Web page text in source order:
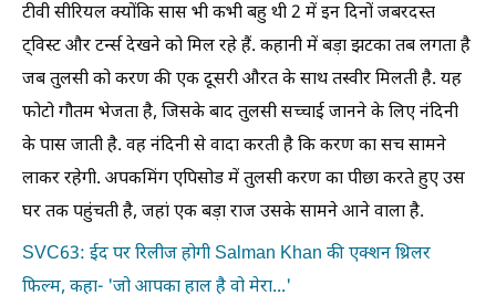
टीवी सीरियल क्योंकि सास भी कभी बहु थी 2 में इन दिनों जबरदस्त
ट्विस्ट और टर्न्स देखने को मिल रहे हैं. कहानी में बड़ा झटका तब लगता है
जब तुलसी को करण की एक दूसरी औरत के साथ तस्वीर मिलती है. यह
फोटो गौतम भेजता है, जिसके बाद तुलसी सच्चाई जानने के लिए नंदिनी
के पास जाती है. वह नंदिनी से वादा करती है कि करण का सच सामने
लाकर रहेगी. अपकमिंग एपिसोड में तुलसी करण का पीछा करते हुए उस
घर तक पहुंचती है, जहां एक बड़ा राज उसके सामने आने वाला है.
SVC63: ईद पर रिलीज होगी Salman Khan की एक्शन थ्रिलर
फिल्म, कहा- 'जो आपका हाल है वो मेरा...'